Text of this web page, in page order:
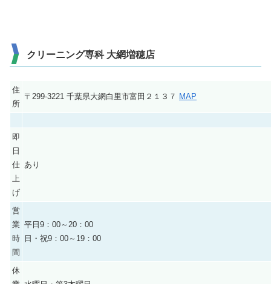
クリーニング専科 大網増穂店
住
所
〒299-3221 千葉県大網白里市富田２１３７ MAP
即
日
仕
上
げ
あり
営
業
時
間
平日9：00～20：00
日・祝9：00～19：00
休